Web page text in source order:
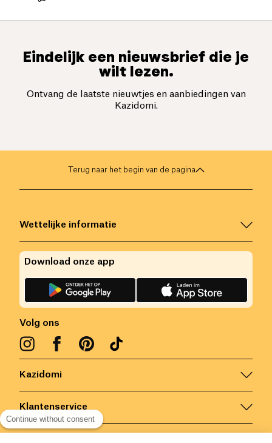
Eindelijk een nieuwsbrief die je
wilt lezen.
Ontvang de laatste nieuwtjes en aanbiedingen van
Kazidomi.
Terug naar het begin van de pagina
Kazidomi
Klantenservice
Wettelijke informatie
Volg ons
Download onze app
Continue without consent